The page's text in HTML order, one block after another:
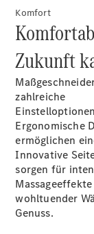
Komfort
Zukunft
zahlreiche
Ergonomische
ermöglichen
Innovative
sorgen für
wohltuender
Genuss.